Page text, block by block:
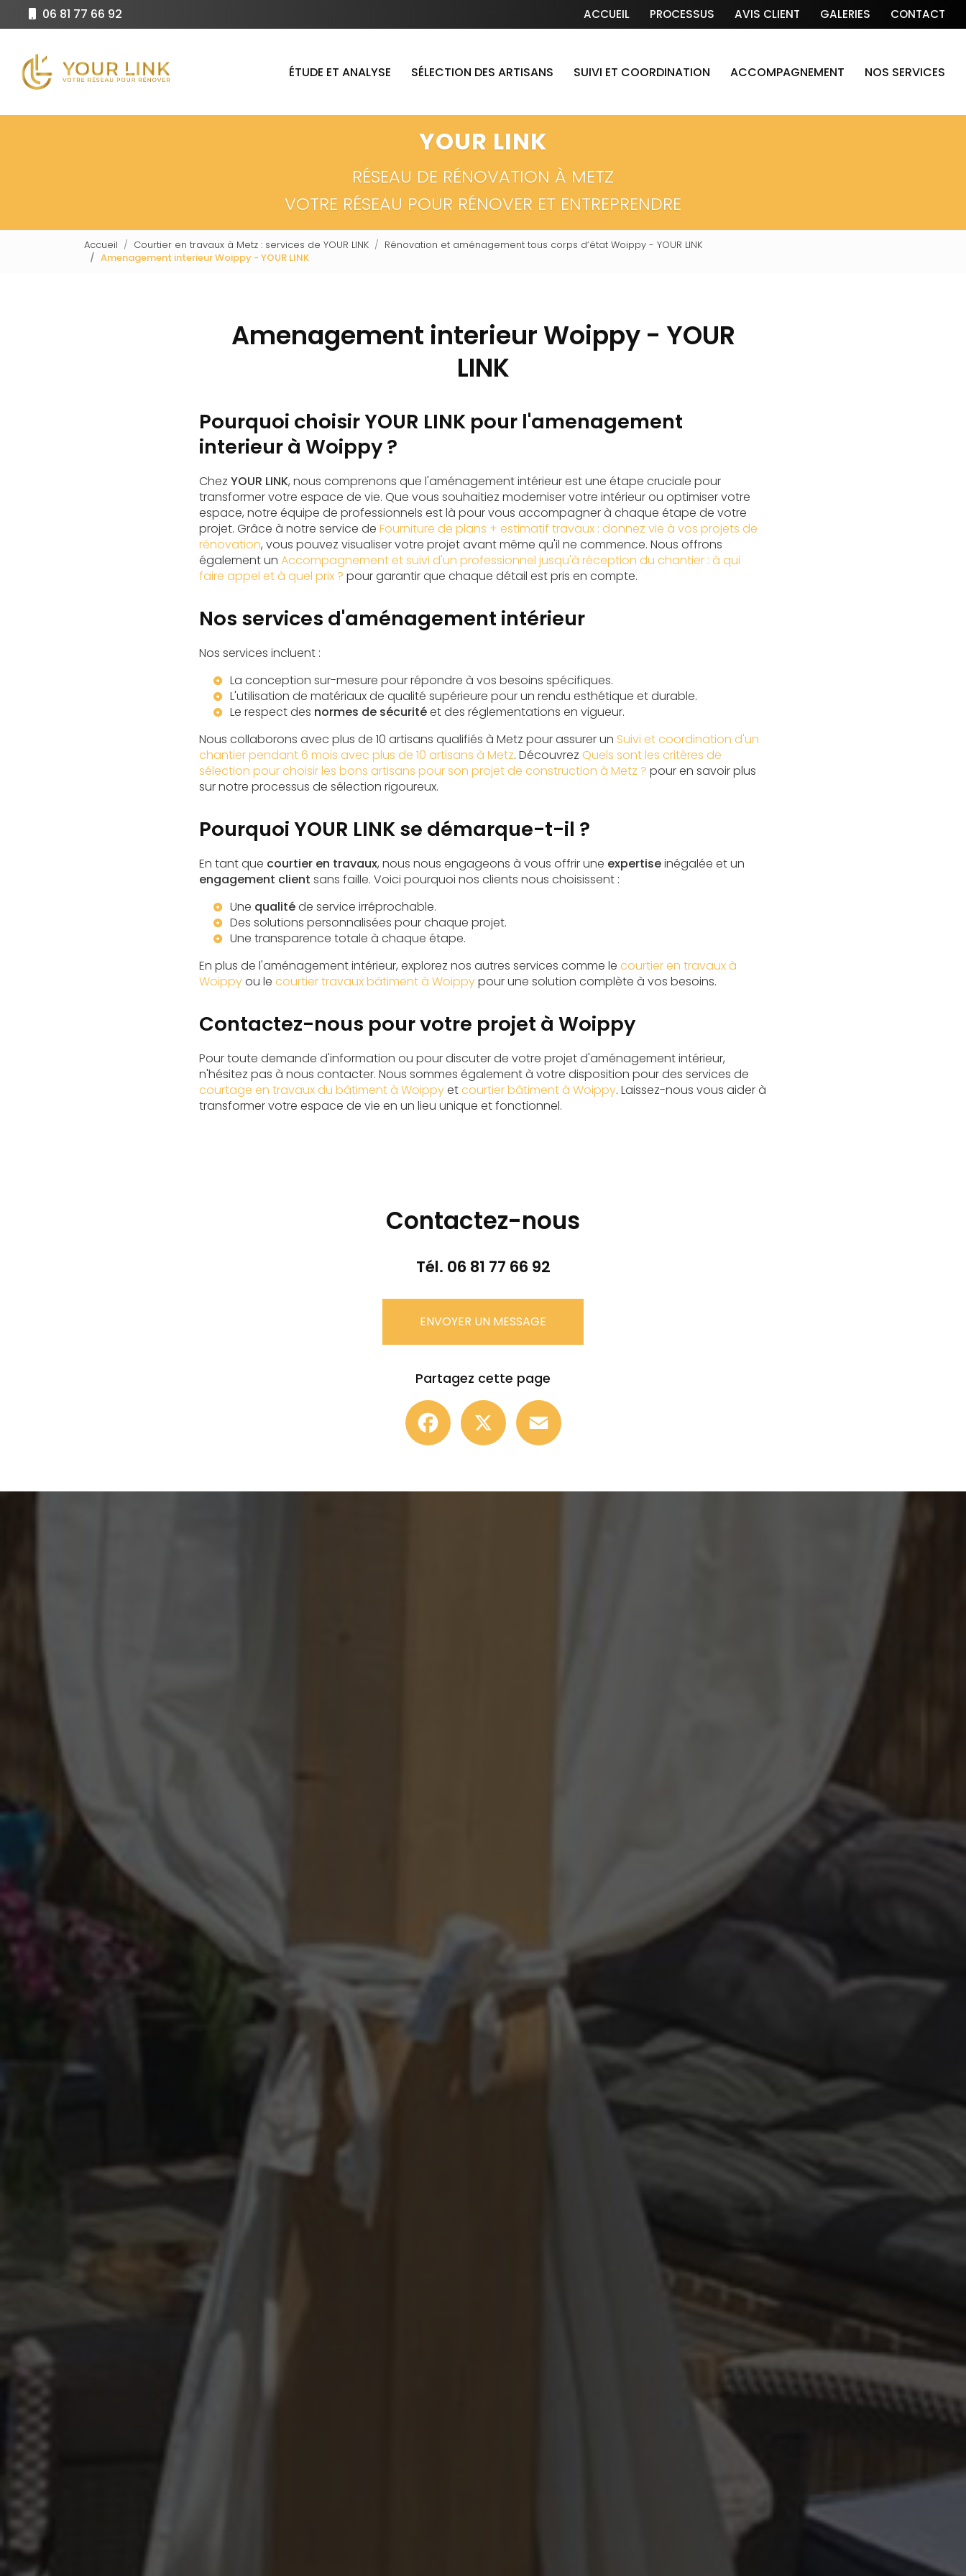
principal
06 81 77 66 92 Navigation secondaire
ACCUEIL PROCESSUS AVIS CLIENT GALERIES CONTACT
ÉTUDE ET ANALYSE SÉLECTION DES ARTISANS SUIVI ET COORDINATION ACCOMPAGNEMENT NOS SERVICES
YOUR LINK
RÉSEAU DE RÉNOVATION À METZ
VOTRE RÉSEAU POUR RÉNOVER ET ENTREPRENDRE
Accueil Courtier en travaux à Metz : services de YOUR LINK
Rénovation et aménagement tous corps d’état Woippy - YOUR LINK
Amenagement interieur Woippy - YOUR LINK
Amenagement interieur Woippy - YOUR
LINK
Pourquoi choisir YOUR LINK pour l'amenagement
interieur à Woippy ?
Chez YOUR LINK, nous comprenons que l'aménagement intérieur est une étape cruciale pour
transformer votre espace de vie. Que vous souhaitiez moderniser votre intérieur ou optimiser votre
espace, notre équipe de professionnels est là pour vous accompagner à chaque étape de votre
projet. Grâce à notre service de Fourniture de plans + estimatif travaux : donnez vie à vos projets de
rénovation, vous pouvez visualiser votre projet avant même qu'il ne commence. Nous offrons
également un Accompagnement et suivi d'un professionnel jusqu'à réception du chantier : à qui
faire appel et à quel prix ? pour garantir que chaque détail est pris en compte.
Nos services d'aménagement intérieur
Nos services incluent :
La conception sur-mesure pour répondre à vos besoins spécifiques.
L'utilisation de matériaux de qualité supérieure pour un rendu esthétique et durable.
Le respect des normes de sécuritéet des réglementations en vigueur.
Nous collaborons avec plus de 10 artisans qualifiés à Metz pour assurer un Suivi et coordination d'un
chantier pendant 6 mois avec plus de 10 artisans à Metz. Découvrez Quels sont les critères de
sélection pour choisir les bons artisans pour son projet de construction à Metz ? pour en savoir plus
sur notre processus de sélection rigoureux.
Pourquoi YOUR LINK se démarque-t-il ?
En tant que courtier en travaux, nous nous engageons à vous offrir une expertiseinégalée et un
engagement client sans faille. Voici pourquoi nos clients nous choisissent :
Une qualitéde service irréprochable.
Des solutions personnalisées pour chaque projet.
Une transparence totale à chaque étape.
En plus de l'aménagement intérieur, explorez nos autres services comme le courtier en travaux à
Woippyou le courtier travaux bâtiment à Woippypour une solution complète à vos besoins.
Contactez-nous pour votre projet à Woippy
Pour toute demande d'information ou pour discuter de votre projet d'aménagement intérieur,
n'hésitez pas à nous contacter. Nous sommes également à votre disposition pour des services de
courtage en travaux du bâtiment à Woippyetcourtier bâtiment à Woippy. Laissez-nous vous aider à
transformer votre espace de vie en un lieu unique et fonctionnel.
Contactez-nous
Tél. 06 81 77 66 92
ENVOYER UN MESSAGE
Partagez cette page
Facebook